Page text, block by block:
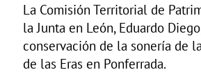
La Comisión Territorial de
la Junta en León, Eduardo
conservación de la sonería de
de las Eras en Ponferrada.